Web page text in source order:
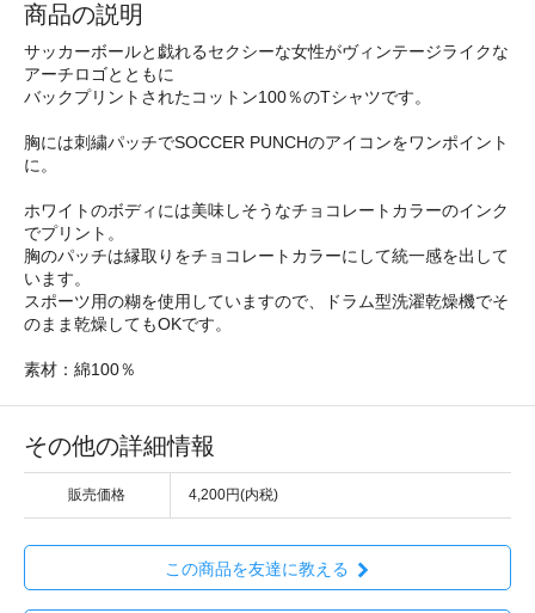
商品の説明
サッカーボールと戯れるセクシーな女性がヴィンテージライクな
アーチロゴとともに
バックプリントされたコットン100％のTシャツです。
胸には刺繍パッチでSOCCER PUNCHのアイコンをワンポイント
に。
ホワイトのボディには美味しそうなチョコレートカラーのインク
でプリント。
胸のパッチは縁取りをチョコレートカラーにして統一感を出して
います。
スポーツ用の糊を使用していますので、ドラム型洗濯乾燥機でそ
のまま乾燥してもOKです。
素材：綿100％
その他の詳細情報
販売価格 4,200円(内税)
この商品を友達に教える